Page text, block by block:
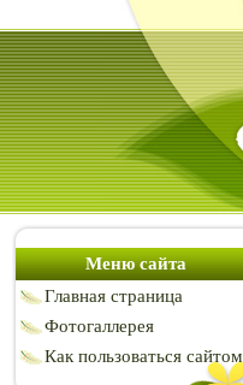
Меню сайта
Главная страница
Фотогаллерея
Как пользоваться сайтом